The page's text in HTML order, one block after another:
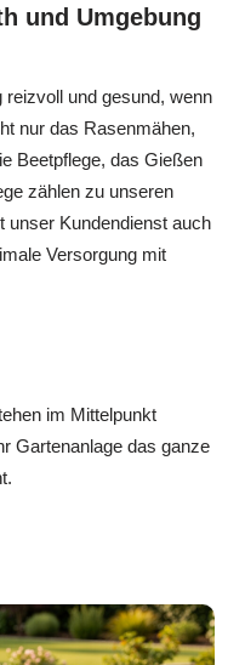
und Umgebung
reizvoll und gesund, wenn
nur das Rasenmähen,
Beetpflege, das Gießen
zählen zu unseren
unser Kundendienst auch
Versorgung mit
im Mittelpunkt
Gartenanlage das ganze